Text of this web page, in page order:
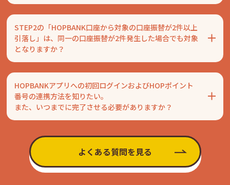
STEP2の「HOPBANK口座から対象の口座振替が2件以上
引落し」は、同一の口座振替が2件発生した場合でも対象
となりますか？
HOPBANKアプリへの初回ログインおよびHOPポイント
番号の連携方法を知りたい。
また、いつまでに完了させる必要がありますか？
よくある質問を見る